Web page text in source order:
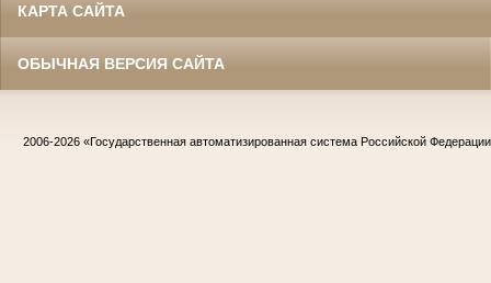
КАРТА САЙТА
ОБЫЧНАЯ ВЕРСИЯ САЙТА
2006-2026 «Государственная автоматизированная система Российской